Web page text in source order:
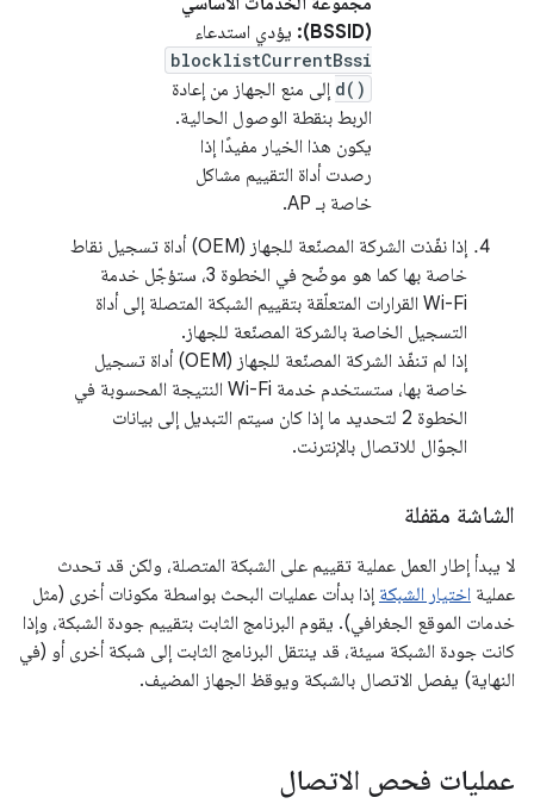
(BSSID):
يؤدي استدعاء
blocklistCurrentBssi
d() إلى منع الجهاز من إعادة
الربط بنقطة الوصول الحالية.
يكون هذا الخيار مفيدًا إذا
رصدت أداة التقييم مشاكل
خاصة بـ AP.
إذا نفّذت الشركة المصنّعة للجهاز (OEM) أداة تسجيل نقاط
خاصة بها كما هو موضّح في الخطوة 3، ستؤجّل خدمة
Wi-Fi القرارات المتعلّقة بتقييم الشبكة المتصلة إلى أداة
التسجيل الخاصة بالشركة المصنّعة للجهاز.
إذا لم تنفّذ الشركة المصنّعة للجهاز (OEM) أداة تسجيل
خاصة بها، ستستخدم خدمة Wi-Fi النتيجة المحسوبة في
الخطوة 2 لتحديد ما إذا كان سيتم التبديل إلى بيانات
الجوّال للاتصال بالإنترنت.
الشاشة مقفلة
لا يبدأ إطار العمل عملية تقييم على الشبكة المتصلة، ولكن قد تحدث
عملية اختيار الشبكة إذا بدأت عمليات البحث بواسطة مكونات أخرى (مثل
خدمات الموقع الجغرافي). يقوم البرنامج الثابت بتقييم جودة الشبكة، وإذا
كانت جودة الشبكة سيئة، قد ينتقل البرنامج الثابت إلى شبكة أخرى أو (في
النهاية) يفصل الاتصال بالشبكة ويوقظ الجهاز المضيف.
عمليات فحص الاتصال